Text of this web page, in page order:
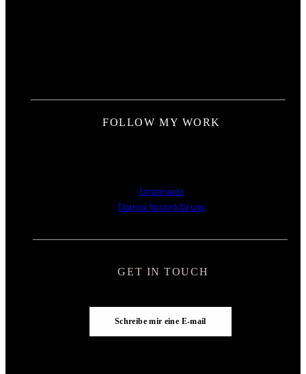
FOLLOW MY WORK
GET IN TOUCH
Schreibe mir eine E-mail
Impressum
Datenschutzerklärung